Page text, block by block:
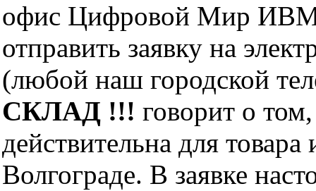
офис Цифровой Мир ИВМ
отправить заявку на
(любой наш городской
СКЛАД !!! говорит о
действительна для
Волгограде. В заявке